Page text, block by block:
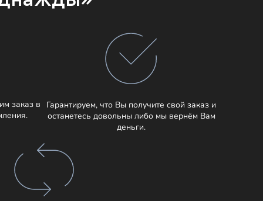
заказ в
Гарантируем, что Вы получите свой заказ и
останетесь довольны либо мы вернём Вам
деньги.